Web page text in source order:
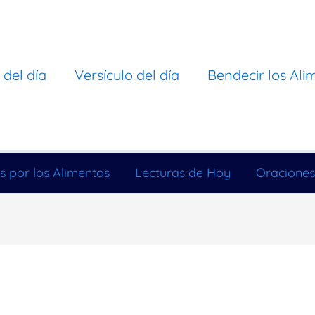
día Versículo del día Bendecir los
por los Alimentos Lecturas de Hoy